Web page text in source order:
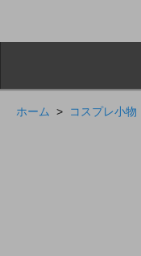
ホーム > コスプレ小物